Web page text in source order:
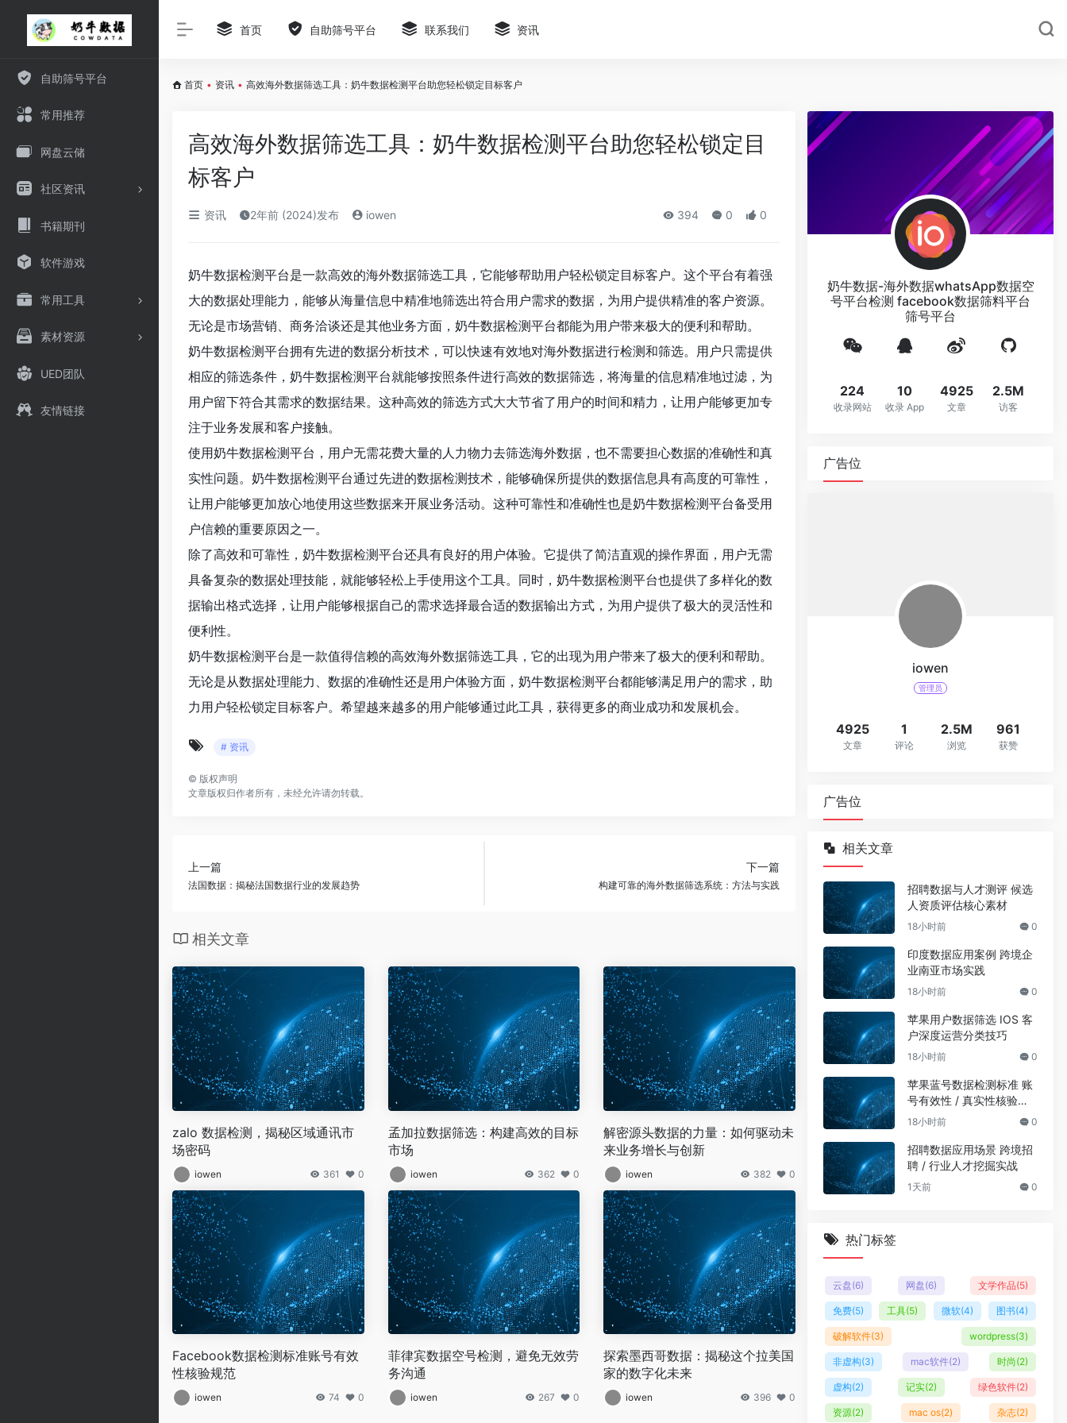
自助筛号平台
常用推荐
网盘云储
社区资讯
书籍期刊
软件游戏
常用工具
素材资源
UED团队
友情链接
首页 自助筛号平台 联系我们 资讯
首页 • 资讯 • 高效海外数据筛选工具：奶牛数据检测平台助您轻松锁定目标客户
高效海外数据筛选工具：奶牛数据检测平台助您轻松锁定目
标客户
资讯 2年前 (2024)发布 iowen 394 0 0
奶牛数据检测平台是一款高效的海外数据筛选工具，它能够帮助用户轻松锁定目标客户。这个平台有着强
大的数据处理能力，能够从海量信息中精准地筛选出符合用户需求的数据，为用户提供精准的客户资源。
无论是市场营销、商务洽谈还是其他业务方面，奶牛数据检测平台都能为用户带来极大的便利和帮助。
奶牛数据检测平台拥有先进的数据分析技术，可以快速有效地对海外数据进行检测和筛选。用户只需提供
相应的筛选条件，奶牛数据检测平台就能够按照条件进行高效的数据筛选，将海量的信息精准地过滤，为
用户留下符合其需求的数据结果。这种高效的筛选方式大大节省了用户的时间和精力，让用户能够更加专
注于业务发展和客户接触。
使用奶牛数据检测平台，用户无需花费大量的人力物力去筛选海外数据，也不需要担心数据的准确性和真
实性问题。奶牛数据检测平台通过先进的数据检测技术，能够确保所提供的数据信息具有高度的可靠性，
让用户能够更加放心地使用这些数据来开展业务活动。这种可靠性和准确性也是奶牛数据检测平台备受用
户信赖的重要原因之一。
除了高效和可靠性，奶牛数据检测平台还具有良好的用户体验。它提供了简洁直观的操作界面，用户无需
具备复杂的数据处理技能，就能够轻松上手使用这个工具。同时，奶牛数据检测平台也提供了多样化的数
据输出格式选择，让用户能够根据自己的需求选择最合适的数据输出方式，为用户提供了极大的灵活性和
便利性。
奶牛数据检测平台是一款值得信赖的高效海外数据筛选工具，它的出现为用户带来了极大的便利和帮助。
无论是从数据处理能力、数据的准确性还是用户体验方面，奶牛数据检测平台都能够满足用户的需求，助
力用户轻松锁定目标客户。希望越来越多的用户能够通过此工具，获得更多的商业成功和发展机会。
# 资讯
© 版权声明
文章版权归作者所有，未经允许请勿转载。
上一篇
法国数据：揭秘法国数据行业的发展趋势
下一篇
构建可靠的海外数据筛选系统：方法与实践
相关文章
zalo 数据检测，揭秘区域通讯市
场密码
iowen 361 0
孟加拉数据筛选：构建高效的目标
市场
iowen 362 0
解密源头数据的力量：如何驱动未
来业务增长与创新
iowen 382 0
Facebook数据检测标准账号有效
性核验规范
iowen 74 0
菲律宾数据空号检测，避免无效劳
务沟通
iowen 267 0
探索墨西哥数据：揭秘这个拉美国
家的数字化未来
iowen 396 0
奶牛数据-海外数据whatsApp数据空
号平台检测 facebook数据筛料平台
筛号平台
224
收录网站
10
收录 App
4925
文章
2.5M
访客
广告位
iowen
管理员
4925
文章
1
评论
2.5M
浏览
961
获赞
广告位
相关文章
招聘数据与人才测评 候选
人资质评估核心素材
18小时前 0
印度数据应用案例 跨境企
业南亚市场实践
18小时前 0
苹果用户数据筛选 IOS 客
户深度运营分类技巧
18小时前 0
苹果蓝号数据检测标准 账
号有效性 / 真实性核验规
范
18小时前 0
招聘数据应用场景 跨境招
聘 / 行业人才挖掘实战
1天前 0
热门标签
云盘(6) 网盘(6) 文学作品(5)
免费(5) 工具(5) 微软(4) 图书(4)
破解软件(3) wordpress(3)
非虚构(3) mac软件(2) 时尚(2)
虚构(2) 记实(2) 绿色软件(2)
资源(2) mac os(2) 杂志(2)